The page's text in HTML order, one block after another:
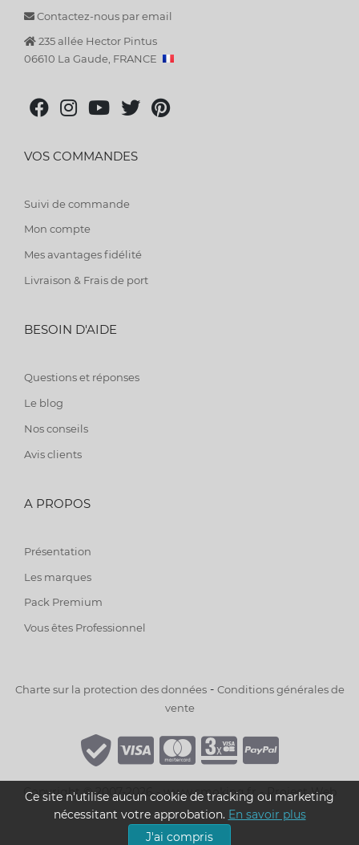
Contactez-nous par email
235 allée Hector Pintus
06610 La Gaude, FRANCE
VOS COMMANDES
Suivi de commande
Mon compte
Mes avantages fidélité
Livraison & Frais de port
BESOIN D'AIDE
Questions et réponses
Le blog
Nos conseils
Avis clients
A PROPOS
Présentation
Les marques
Pack Premium
Vous êtes Professionnel
Charte sur la protection des données- Conditions générales de
vente
Copyright © 2007-2026 - www.smoking.fr -Project Web
Ce site n'utilise aucun cookie de tracking ou marketing
nécessitant votre approbation. En savoir plus
J'ai compris